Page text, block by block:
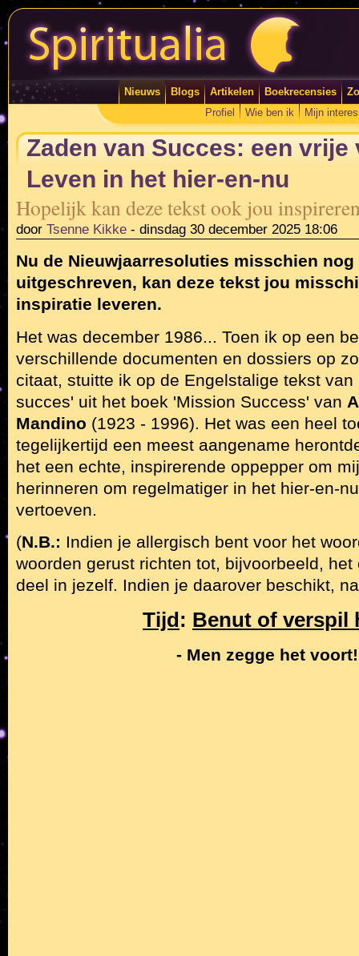
Nieuws Blogs Artikelen Boekrecensies
Profiel
Wie ben ik Mijn
Zaden van Succes: een vrije
Leven in het hier-en-nu
Hopelijk kan deze tekst ook jou
door Tsenne Kikke - dinsdag 30 december 2025 18:06
Nu de Nieuwjaarresoluties misschien
uitgeschreven, kan deze tekst jou
inspiratie leveren.
Het was december 1986... Toen ik op een
verschillende documenten en dossiers op
citaat, stuitte ik op de Engelstalige tekst van
succes' uit het boek 'Mission Success' van
Mandino (1923 - 1996). Het was een heel
tegelijkertijd een meest aangename
het een echte, inspirerende oppepper om
herinneren om regelmatiger in het hier-en-
vertoeven.
(N.B.: Indien je allergisch bent voor het
woorden gerust richten tot, bijvoorbeeld,
deel in jezelf. Indien je daarover beschikt,
Tijd : Benut of verspil
- Men zegge het